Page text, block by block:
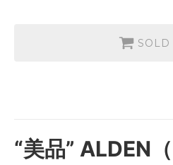
SOLD
“美品” ALDEN